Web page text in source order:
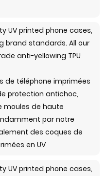
de téléphone imprimées
protection antichoc,
moules de haute
par notre
des coques de
en UV